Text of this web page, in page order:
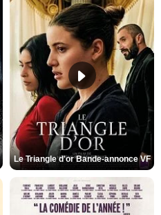
Le Triangle d'or Bande-annonce VF